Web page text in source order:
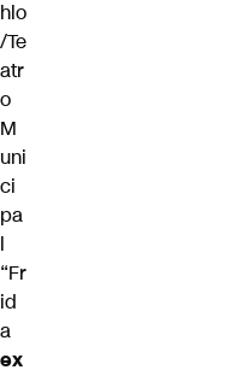
hlo
/Te
atr
o
M
uni
ci
pa
l
“Fr
id
a
ex